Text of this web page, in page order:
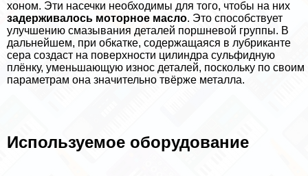
хоном. Эти насечки необходимы для того, чтобы на них
задерживалось моторное масло. Это способствует
улучшению смазывания деталей поршневой группы. В
дальнейшем, при обкатке, содержащаяся в лубриканте
сера создаст на поверхности цилиндра сульфидную
плёнку, уменьшающую износ деталей, поскольку по своим
параметрам она значительно твёрже металла.
Используемое оборудование